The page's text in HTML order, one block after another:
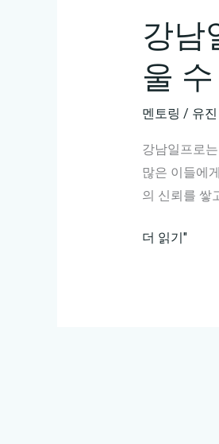
강남
울
멘토링 / 유진
강남일프로
많은 이들에
의 신뢰를 쌓
강
더 읽기"